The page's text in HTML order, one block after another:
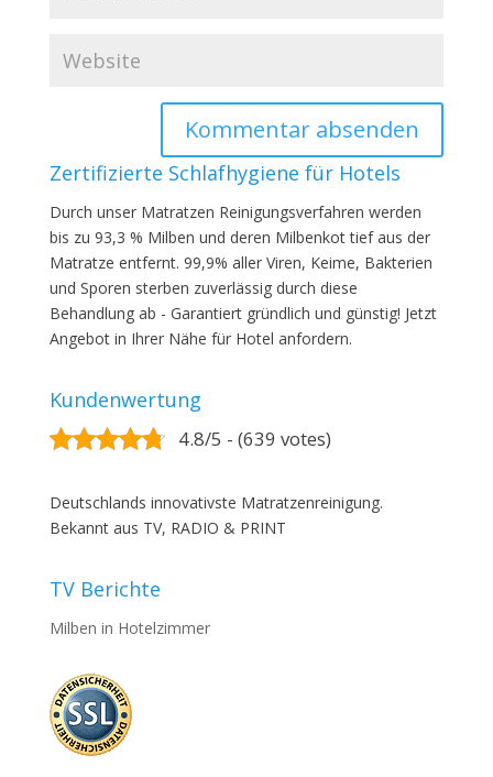
Zertifizierte Schlafhygiene für Hotels
Durch unser Matratzen Reinigungsverfahren werden
bis zu 93,3 % Milben und deren Milbenkot tief aus der
Matratze entfernt. 99,9% aller Viren, Keime, Bakterien
und Sporen sterben zuverlässig durch diese
Behandlung ab - Garantiert gründlich und günstig! Jetzt
Angebot in Ihrer Nähe für Hotel anfordern.
Kundenwertung
4.8/5 - (639 votes)
Deutschlands innovativste Matratzenreinigung.
Bekannt aus TV, RADIO & PRINT
TV Berichte
Milben in Hotelzimmer